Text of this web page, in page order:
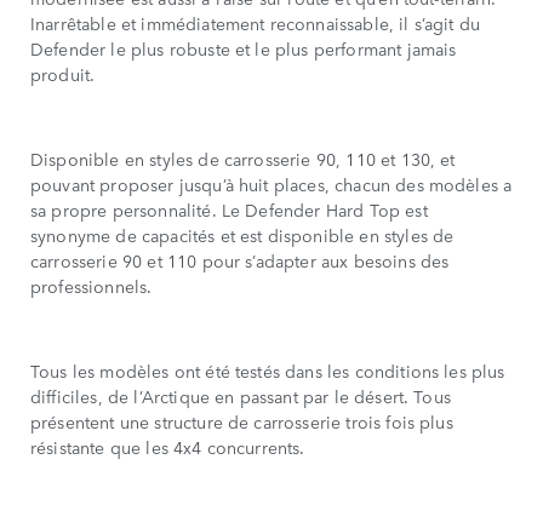
Inarrêtable et immédiatement reconnaissable, il s’agit du
Defender le plus robuste et le plus performant jamais
produit.
Disponible en styles de carrosserie 90, 110 et 130, et
pouvant proposer jusqu’à huit places, chacun des modèles a
sa propre personnalité. Le Defender Hard Top est
synonyme de capacités et est disponible en styles de
carrosserie 90 et 110 pour s’adapter aux besoins des
professionnels.
Tous les modèles ont été testés dans les conditions les plus
difficiles, de l’Arctique en passant par le désert. Tous
présentent une structure de carrosserie trois fois plus
résistante que les 4x4 concurrents.